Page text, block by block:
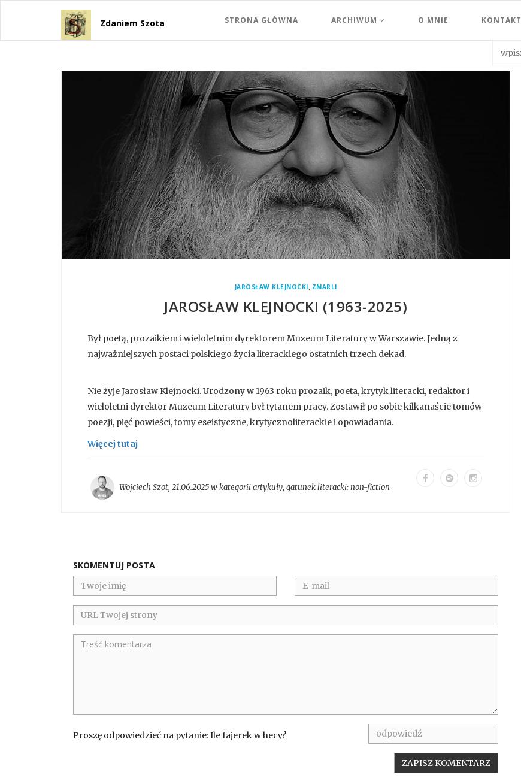
Zdaniem Szota STRONA GŁÓWNA ARCHIWUM O MNIE KONTAKT
JAROSŁAW KLEJNOCKI, ZMARLI
JAROSŁAW KLEJNOCKI (1963-2025)
Był poetą, prozaikiem i wieloletnim dyrektorem Muzeum Literatury w Warszawie. Jedną z
najważniejszych postaci polskiego życia literackiego ostatnich trzech dekad.
Nie żyje Jarosław Klejnocki. Urodzony w 1963 roku prozaik, poeta, krytyk literacki, redaktor i
wieloletni dyrektor Muzeum Literatury był tytanem pracy. Zostawił po sobie kilkanaście tomów
poezji, pięć powieści, tomy eseistyczne, krytycznoliterackie i opowiadania.
Więcej tutaj
Wojciech Szot, 21.06.2025 w kategoriiartykuły, gatunek literacki:non-fiction
SKOMENTUJ POSTA
Proszę odpowiedzieć na pytanie: Ile fajerek w hecy?